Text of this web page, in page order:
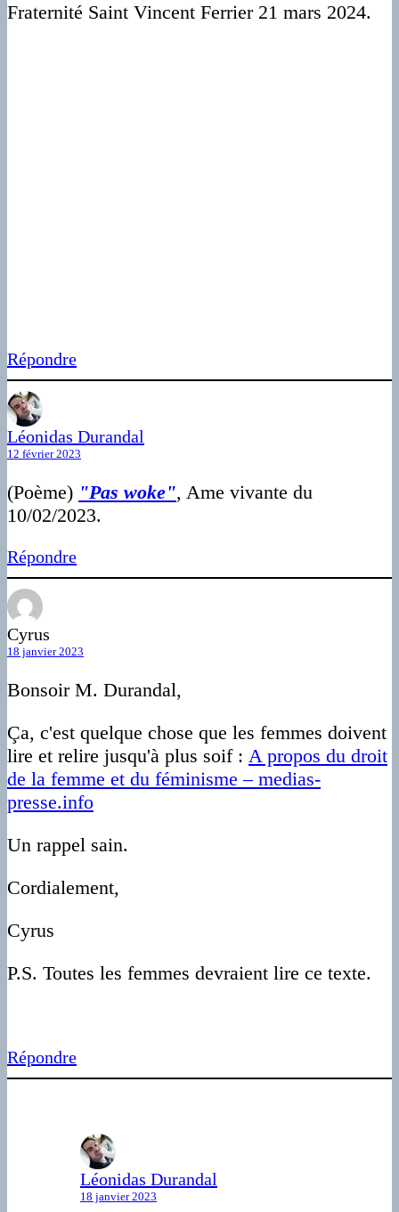
Fraternité Saint Vincent Ferrier 21 mars 2024.
Répondre
Léonidas Durandal
12 février 2023
(Poème) "Pas woke", Ame vivante du
10/02/2023.
Répondre
Cyrus
18 janvier 2023
Bonsoir M. Durandal,
Ça, c'est quelque chose que les femmes doivent
lire et relire jusqu'à plus soif : A propos du droit
de la femme et du féminisme – medias-
presse.info
Un rappel sain.
Cordialement,
Cyrus
P.S. Toutes les femmes devraient lire ce texte.
Répondre
Léonidas Durandal
18 janvier 2023